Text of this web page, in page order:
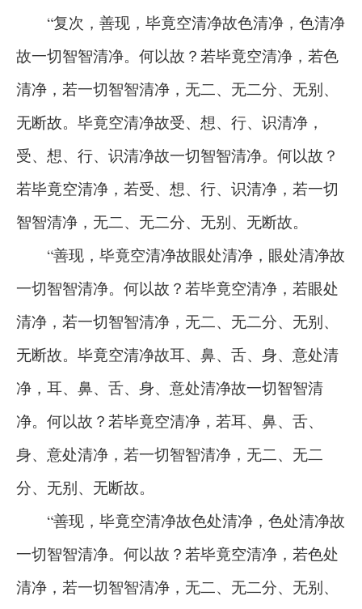
“复次，善现，毕竟空清净故色清净，色清净
故一切智智清净。何以故？若毕竟空清净，若色
清净，若一切智智清净，无二、无二分、无别、
无断故。毕竟空清净故受、想、行、识清净，
受、想、行、识清净故一切智智清净。何以故？
若毕竟空清净，若受、想、行、识清净，若一切
智智清净，无二、无二分、无别、无断故。
“善现，毕竟空清净故眼处清净，眼处清净故
一切智智清净。何以故？若毕竟空清净，若眼处
清净，若一切智智清净，无二、无二分、无别、
无断故。毕竟空清净故耳、鼻、舌、身、意处清
净，耳、鼻、舌、身、意处清净故一切智智清
净。何以故？若毕竟空清净，若耳、鼻、舌、
身、意处清净，若一切智智清净，无二、无二
分、无别、无断故。
“善现，毕竟空清净故色处清净，色处清净故
一切智智清净。何以故？若毕竟空清净，若色处
清净，若一切智智清净，无二、无二分、无别、